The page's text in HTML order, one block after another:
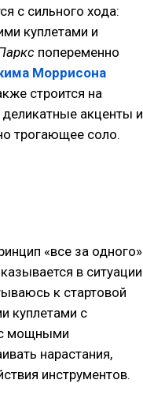
с сильного хода:
куплетами и
попеременно
Моррисона
строится на
деликатные акценты и
трогающее соло.
«все за одного»
в ситуации
к стартовой
куплетами с
мощными
нарастания,
инструментов.